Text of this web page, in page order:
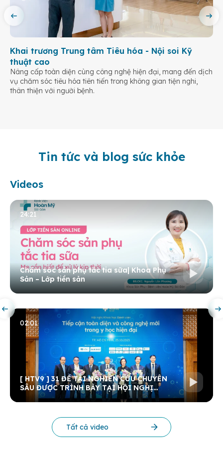
Khai trương Trung tâm Tiêu hóa - Nội soi Kỹ
thuật cao
Nâng cấp toàn diện cùng công nghệ hiện đại, mang đến dịch
vụ chăm sóc tiêu hóa tiên tiến trong không gian tiện nghi,
thân thiện với người bệnh.
Tin tức và blog sức khỏe
Videos
24:21
Chăm sóc sản phụ tắc tia sữa| Khoa Phụ
Sản – Lớp tiền sản
02:01
[ HTV9 ] 31 ĐỀ TÀI NGHIÊN CỨU CHUYÊN
SÂU ĐƯỢC TRÌNH BÀY TẠI HỘI NGHỊ
KHOA HỌC THƯỜNG NIÊN BV 2025
Tất cả video